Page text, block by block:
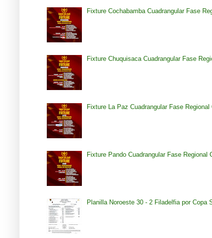
Fixture Cochabamba Cuadrangular Fase
Fixture Chuquisaca Cuadrangular Fase
Fixture La Paz Cuadrangular Fase
Fixture Pando Cuadrangular Fase Regional
Planilla Noroeste 30 - 2 Filadelfia por Copa